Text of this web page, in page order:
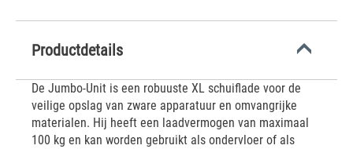
Productdetails
De Jumbo-Unit is een robuuste XL schuiflade voor de
veilige opslag van zware apparatuur en omvangrijke
materialen. Hij heeft een laadvermogen van maximaal
100 kg en kan worden gebruikt als ondervloer of als